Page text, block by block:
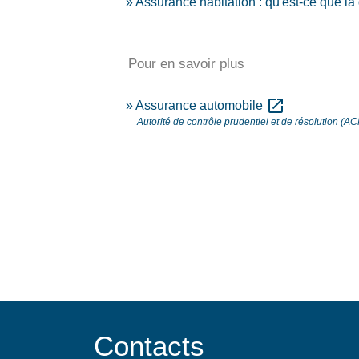
Pour en savoir plus
Assurance automobile open_in_new
Autorité de contrôle prudentiel et de résolution
Contacts